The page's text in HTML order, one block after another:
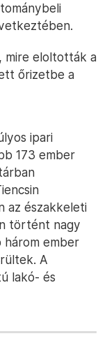
mire eloltották a
őrizetbe a
ipari
173 ember
az északkeleti
történt nagy
három ember
A
lakó- és